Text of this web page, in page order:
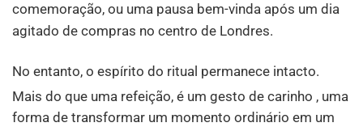
comemoração, ou uma pausa bem-vinda após um dia
agitado de compras no centro de Londres.
No entanto, o espírito do ritual permanece intacto.
Mais do que uma refeição, é um gesto de carinho , uma
forma de transformar um momento ordinário em um